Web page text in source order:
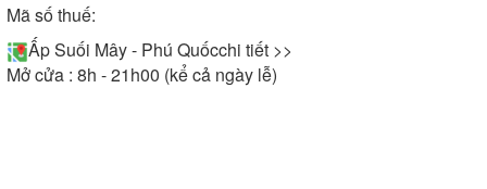
Mã số thuế:
Ấp Suối Mây - Phú Quốcchi tiết >>
Mở cửa : 8h - 21h00 (kể cả ngày lễ)